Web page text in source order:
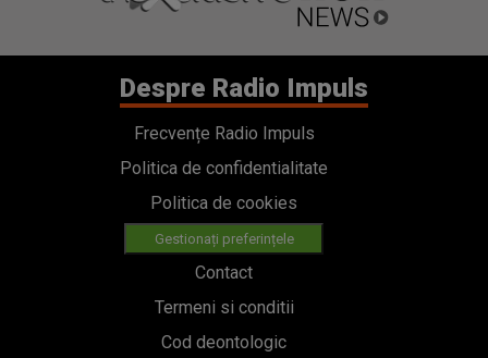
Despre Radio Impuls
Frecvențe Radio Impuls
Politica de confidentialitate
Politica de cookies
Gestionați preferințele
Contact
Termeni si conditii
Cod deontologic